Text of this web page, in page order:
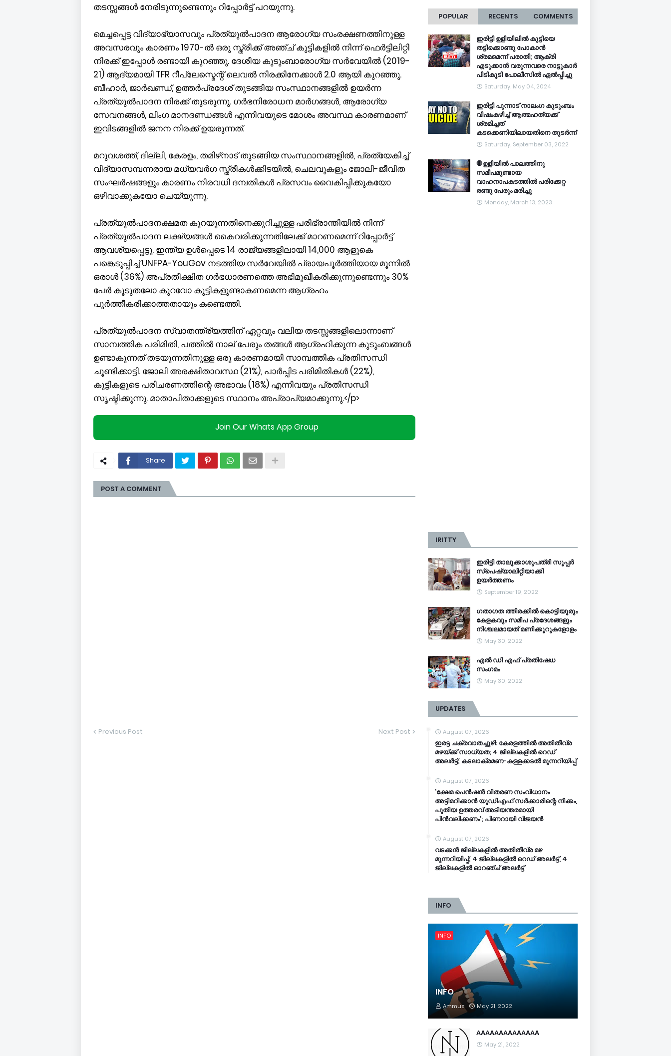
തടസ്സങ്ങൾ നേരിടുന്നുണ്ടെന്നും റിപ്പോർട്ട് പറയുന്നു.
മെച്ചപ്പെട്ട വിദ്യാഭ്യാസവും പ്രത്യുൽപാദന ആരോഗ്യ സംരക്ഷണത്തിനുള്ള
അവസരവും കാരണം 1970-ൽ ഒരു സ്ത്രീക്ക് അഞ്ച് കുട്ടികളിൽ നിന്ന് ഫെർട്ടിലിറ്റി
നിരക്ക് ഇപ്പോൾ രണ്ടായി കുറഞ്ഞു. ദേശീയ കുടുംബാരോഗ്യ സർവേയിൽ (2019-
21) ആദ്യമായി TFR റീപ്ലേസ്മെന്റ് ലെവൽ നിരക്കിനേക്കാൾ 2.0 ആയി കുറഞ്ഞു.
ബീഹാർ, ജാർഖണ്ഡ്, ഉത്തർപ്രദേശ് തുടങ്ങിയ സംസ്ഥാനങ്ങളിൽ ഉയർന്ന
പ്രത്യുൽപാദന നിരക്ക് തുടരുന്നു. ഗർഭനിരോധന മാർ​ഗങ്ങൾ, ആരോഗ്യ
സേവനങ്ങൾ, ലിംഗ മാനദണ്ഡങ്ങൾ എന്നിവയുടെ മോശം അവസ്ഥ കാരണമാണ്
ഇവിടങ്ങളിൽ ജനന നിരക്ക് ഉയരുന്നത്.
മറുവശത്ത്, ദില്ലി, കേരളം, തമിഴ്‌നാട് തുടങ്ങിയ സംസ്ഥാനങ്ങളിൽ, പ്രത്യേകിച്ച്
വിദ്യാസമ്പന്നരായ മധ്യവർഗ സ്ത്രീകൾക്കിടയിൽ, ചെലവുകളും ജോലി-ജീവിത
സംഘർഷങ്ങളും കാരണം നിരവധി ദമ്പതികൾ പ്രസവം വൈകിപ്പിക്കുകയോ
ഒഴിവാക്കുകയോ ചെയ്യുന്നു.
പ്രത്യുൽപാദനക്ഷമത കുറയുന്നതിനെക്കുറിച്ചുള്ള പരിഭ്രാന്തിയിൽ നിന്ന്
പ്രത്യുൽപാദന ലക്ഷ്യങ്ങൾ കൈവരിക്കുന്നതിലേക്ക് മാറണമെന്ന് റിപ്പോർട്ട്
ആവശ്യപ്പെട്ടു. ഇന്ത്യ ഉൾപ്പെടെ 14 രാജ്യങ്ങളിലായി 14,000 ആളുകെ
പങ്കെടുപ്പിച്ച് UNFPA-YouGov നടത്തിയ സർവേയിൽ പ്രായപൂർത്തിയായ മൂന്നിൽ
ഒരാൾ (36%) അപ്രതീക്ഷിത ഗർഭധാരണത്തെ അഭിമുഖീകരിക്കുന്നുണ്ടെന്നും 30%
പേർ കൂടുതലോ കുറവോ കുട്ടികളുണ്ടാകണമെന്ന ആഗ്രഹം
പൂർത്തീകരിക്കാത്തതായും കണ്ടെത്തി.
പ്രത്യുൽപാദന സ്വാതന്ത്ര്യത്തിന് ഏറ്റവും വലിയ തടസ്സങ്ങളിലൊന്നാണ്
സാമ്പത്തിക പരിമിതി, പത്തിൽ നാല് പേരും തങ്ങൾ ആഗ്രഹിക്കുന്ന കുടുംബങ്ങൾ
ഉണ്ടാകുന്നത് തടയുന്നതിനുള്ള ഒരു കാരണമായി സാമ്പത്തിക പ്രതിസന്ധി
ചൂണ്ടിക്കാട്ടി. ജോലി അരക്ഷിതാവസ്ഥ (21%), പാർപ്പിട പരിമിതികൾ (22%),
കുട്ടികളുടെ പരിചരണത്തിന്റെ അഭാവം (18%) എന്നിവയും പ്രതിസന്ധി
സൃഷ്ടിക്കുന്നു. മാതാപിതാക്കളുടെ സ്ഥാനം അപ്രാപ്യമാക്കുന്നു.</p>
Join Our Whats App Group
Share
POST A COMMENT
Previous Post Next Post
POPULAR RECENTS COMMENTS
ഇരിട്ടി ഉളിയിലിൽ കുട്ടിയെ
തട്ടിക്കൊണ്ടു പോകാൻ
ശ്രമമെന്ന് പരാതി; ആക്രി
എടുക്കാൻ വരുന്നവരെ നാട്ടുകാർ
പിടികൂടി പോലീസിൽ ഏൽപ്പിച്ചു
Saturday, May 04, 2024
ഇരിട്ടി പുന്നാട് നാലംഗ കുടുംബം
വിഷംകഴിച്ച്‌ ആത്മഹത്യക്ക്
ശ്രമിച്ചത്
കടക്കെണിയിലായതിനെ തുടർന്ന്
Saturday, September 03, 2022
🛑ഉളിയിൽ പാലത്തിനു
സമീപമുണ്ടായ
വാഹനാപകടത്തിൽ പരിക്കേറ്റ
രണ്ടു പേരും മരിച്ചു
Monday, March 13, 2023
IRITTY
ഇരിട്ടി താലൂക്കാശുപത്രി സൂപ്പർ
സ്‌പെഷ്യാലിറ്റിയാക്കി
ഉയർത്തണം
September 19, 2022
ഗതാഗത ത്തിരക്കിൽ കൊട്ടിയൂരും
കേളകവും സമീപ പ്രദേശങ്ങളും
നിശ്ചലമായത് മണിക്കൂറുകളോളം
May 30, 2022
എൽ ഡി എഫ് പ്രതിഷേധ
സംഗമം
May 30, 2022
UPDATES
August 07, 2026
ഇരട്ട ചക്രവാതച്ചുഴി: കേരളത്തിൽ അതിതീവ്ര
മഴയ്ക്ക് സാധ്യത; 4 ജില്ലകളിൽ റെഡ്
അലർട്ട്; കടലാക്രമണ-കള്ളക്കടൽ മുന്നറിയിപ്പ്
August 07, 2026
‘ക്ഷേമ പെൻഷൻ വിതരണ സംവിധാനം
അട്ടിമറിക്കാൻ യുഡിഎഫ് സർക്കാരിന്റെ നീക്കം,
പുതിയ ഉത്തരവ് അടിയന്തരമായി
പിൻവലിക്കണം’; പിണറായി വിജയൻ
August 07, 2026
വടക്കൻ ജില്ലകളിൽ അതിതീവ്ര മഴ
മുന്നറിയിപ്പ്; 4 ജില്ലകളിൽ റെഡ് അലർട്ട്, 4
ജില്ലകളിൽ ഓറഞ്ച് അലർട്ട്
INFO
INFO
INFO
Ammus May 21, 2022
AAAAAAAAAAAAAA
May 21, 2022